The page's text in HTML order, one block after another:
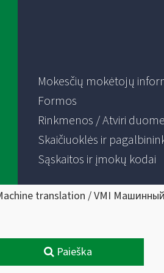
Mokesčių mokėtojų
Formos
Rinkmenos / Atviri
Skaičiuoklės ir
Sąskaitos ir įmokų kodai
translation / VMI
Paieška